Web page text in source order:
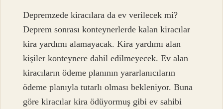
Depremzede kiracılara da ev verilecek mi?
Deprem sonrası konteynerlerde kalan kiracılar
kira yardımı alamayacak. Kira yardımı alan
kişiler konteynere dahil edilmeyecek. Ev alan
kiracıların ödeme planının yararlanıcıların
ödeme planıyla tutarlı olması bekleniyor. Buna
göre kiracılar kira ödüyormuş gibi ev sahibi